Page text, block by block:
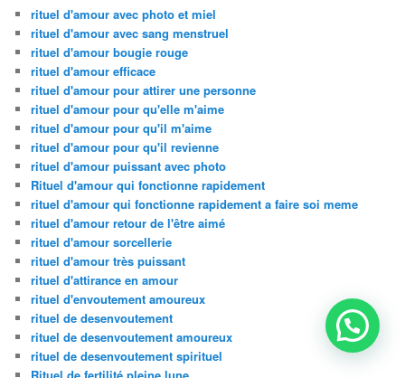
rituel d'amour avec photo et miel
rituel d'amour avec sang menstruel
rituel d'amour bougie rouge
rituel d'amour efficace
rituel d'amour pour attirer une personne
rituel d'amour pour qu'elle m'aime
rituel d'amour pour qu'il m'aime
rituel d'amour pour qu'il revienne
rituel d'amour puissant avec photo
Rituel d'amour qui fonctionne rapidement
rituel d'amour qui fonctionne rapidement a faire soi meme
rituel d'amour retour de l'être aimé
rituel d'amour sorcellerie
rituel d'amour très puissant
rituel d'attirance en amour
rituel d'envoutement amoureux
rituel de desenvoutement
rituel de desenvoutement amoureux
rituel de desenvoutement spirituel